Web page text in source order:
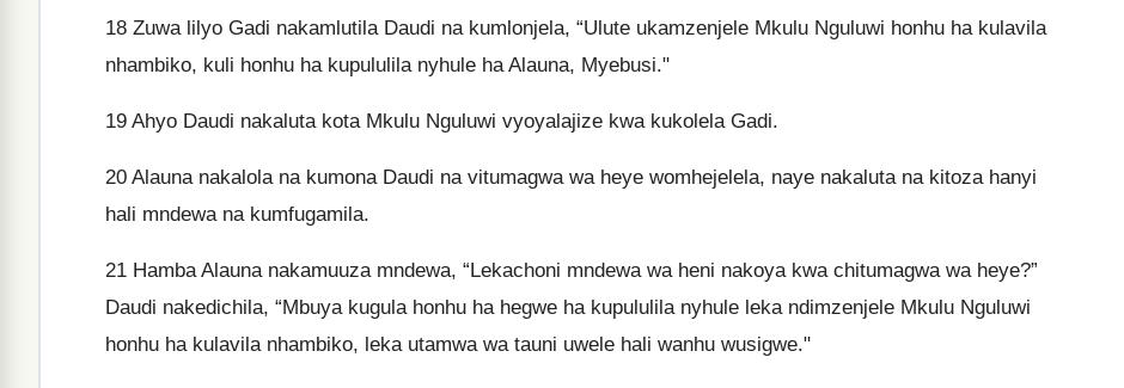
18 Zuwa lilyo Gadi nakamlutila Daudi na kumlonjela, “Ulute ukamzenjele Mkulu Nguluwi honhu ha kulavila
nhambiko, kuli honhu ha kupululila nyhule ha Alauna, Myebusi."
19 Ahyo Daudi nakaluta kota Mkulu Nguluwi vyoyalajize kwa kukolela Gadi.
20 Alauna nakalola na kumona Daudi na vitumagwa wa heye womhejelela, naye nakaluta na kitoza hanyi
hali mndewa na kumfugamila.
21 Hamba Alauna nakamuuza mndewa, “Lekachoni mndewa wa heni nakoya kwa chitumagwa wa heye?”
Daudi nakedichila, “Mbuya kugula honhu ha hegwe ha kupululila nyhule leka ndimzenjele Mkulu Nguluwi
honhu ha kulavila nhambiko, leka utamwa wa tauni uwele hali wanhu wusigwe."